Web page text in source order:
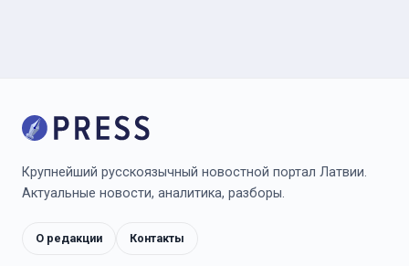
Крупнейший русскоязычный новостной портал Латвии.
Актуальные новости, аналитика, разборы.
О редакции Контакты